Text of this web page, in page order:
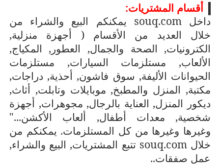
أقسام المشتريات:
داخلsouq.com يمكنكم البيع والشراء من
خلال العديد من الأقسام ( أجهزة منزلية,
الكترونيات, الصحة والجمال, العطور, المكياج,
الألعاب, مستلزمات السيارات, مستلزمات
الحيوانات الأليفة, سوق فاشون, أحذية, دراجات,
مكتبة, المنزل والمطبخ, موبايلات وتابلت, أثاث,
ديكور المنزل, العناية بالرجال, مجوهرات, أجهزة
شخصية, معدات أطفال, ألعاب الأكشن..."
وغيرها وغيرها من كل المستلزمات. يمكنكم من
خلالsouq.com تتبع المشتريات, البيع والشراء,
عمل صفقات..